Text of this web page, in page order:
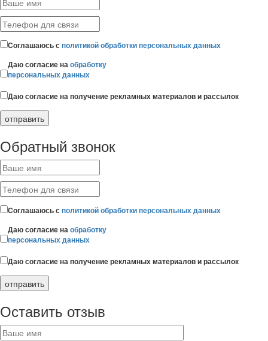
Соглашаюсь сполитикой обработки персональных данных
Даю согласие наобработку
персональных данных
Даю согласие на получение рекламных материалов и рассылок
Обратный звонок
Соглашаюсь сполитикой обработки персональных данных
Даю согласие наобработку
персональных данных
Даю согласие на получение рекламных материалов и рассылок
Оставить отзыв